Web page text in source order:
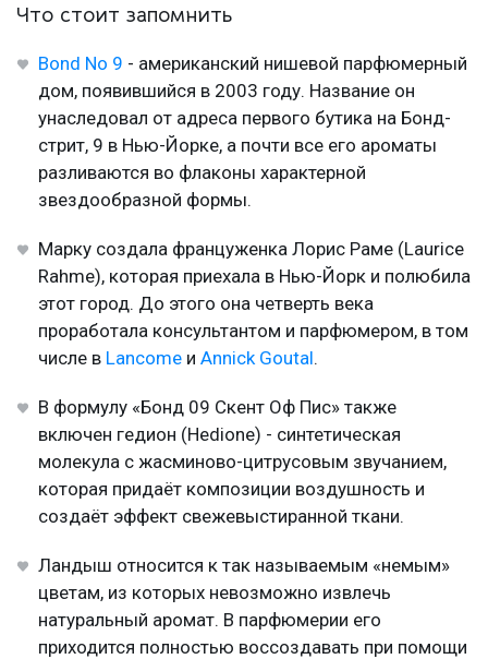
Что стоит запомнить
Bond No 9 - американский нишевой парфюмерный
дом, появившийся в 2003 году. Название он
унаследовал от адреса первого бутика на Бонд-
стрит, 9 в Нью-Йорке, а почти все его ароматы
разливаются во флаконы характерной
звездообразной формы.
Марку создала француженка Лорис Раме (Laurice
Rahme), которая приехала в Нью-Йорк и полюбила
этот город. До этого она четверть века
проработала консультантом и парфюмером, в том
числе в Lancome и Annick Goutal.
В формулу «Бонд 09 Скент Оф Пис» также
включен гедион (Hedione) - синтетическая
молекула с жасминово-цитрусовым звучанием,
которая придаёт композиции воздушность и
создаёт эффект свежевыстиранной ткани.
Ландыш относится к так называемым «немым»
цветам, из которых невозможно извлечь
натуральный аромат. В парфюмерии его
приходится полностью воссоздавать при помощи